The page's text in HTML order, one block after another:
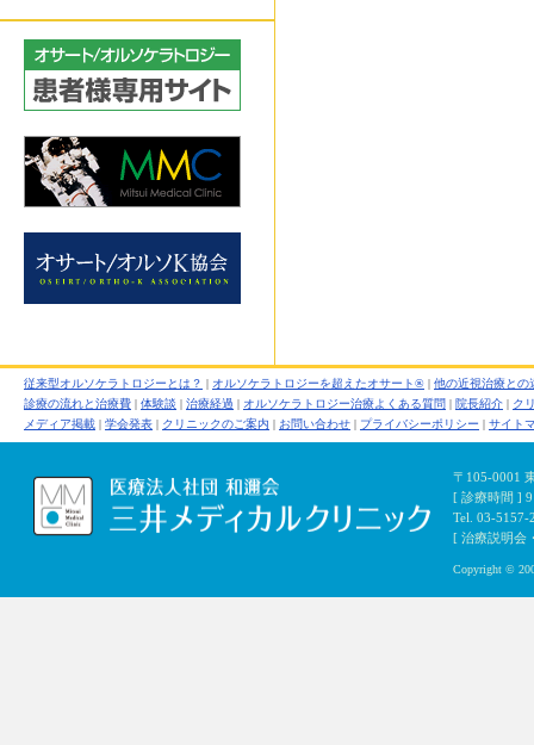
従来型オルソケラトロジーとは？ | オルソケラトロジーを超えたオサート® | 他の近視治療との
診療の流れと治療費 | 体験談 | 治療経過 | オルソケラトロジー治療よくある質問 | 院長紹介 | ク
メディア掲載 | 学会発表 | クリニックのご案内 | お問い合わせ | プライバシーポリシー | サイト
〒105-0001
[ 診療時間 ]
Tel. 03-5157-
[ 治療説明会
Copyright ©